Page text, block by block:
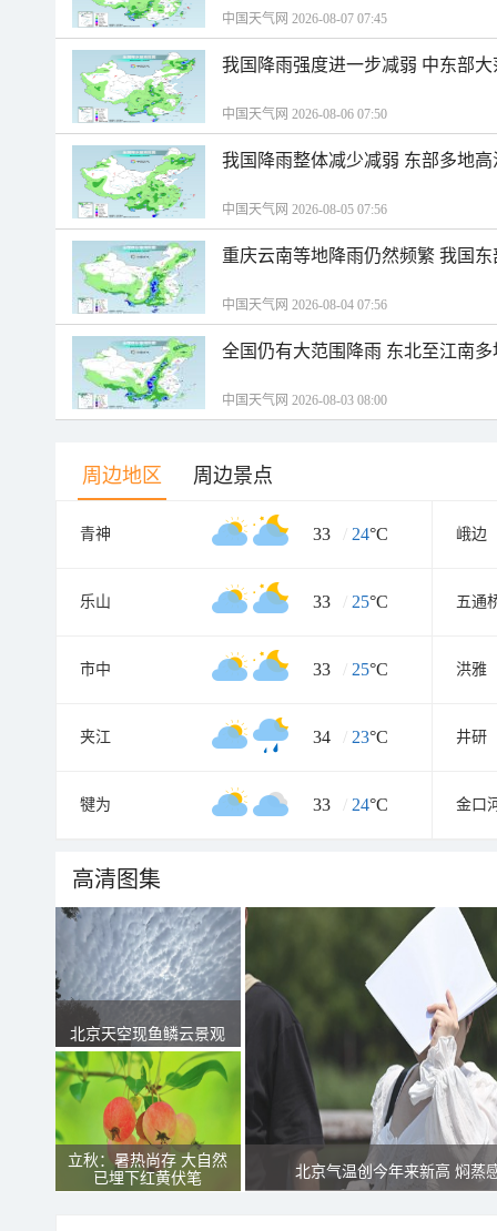
中国天气网 2026-08-07 07:45
我国降雨强度进一步减弱 中东部
中国天气网 2026-08-06 07:50
我国降雨整体减少减弱 东部多地
中国天气网 2026-08-05 07:56
重庆云南等地降雨仍然频繁 我国
中国天气网 2026-08-04 07:56
全国仍有大范围降雨 东北至江南
中国天气网 2026-08-03 08:00
周边地区 周边景点
青神 33 / 24°C 峨边
乐山 33 / 25°C 五通
市中 33 / 25°C 洪雅
夹江 34 / 23°C 井研
犍为 33 / 24°C 金口
高清图集
北京天空现鱼鳞云景观
立秋：暑热尚存 大自然
已埋下红黄伏笔
北京气温创今年来新高 焖蒸